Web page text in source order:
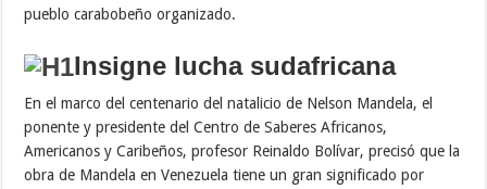
pueblo carabobeño organizado.
Insigne lucha sudafricana
En el marco del centenario del natalicio de Nelson Mandela, el
ponente y presidente del Centro de Saberes Africanos,
Americanos y Caribeños, profesor Reinaldo Bolívar, precisó que la
obra de Mandela en Venezuela tiene un gran significado por